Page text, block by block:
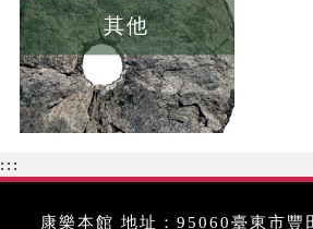
其他
:::
康樂本館 地址：95060臺東市豐